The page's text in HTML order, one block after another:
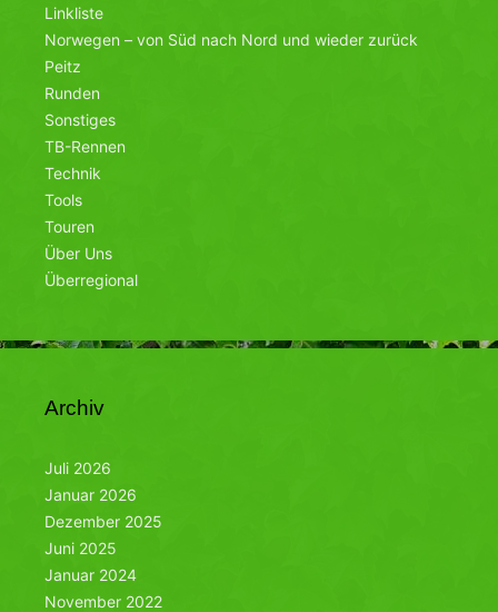
Linkliste
Norwegen – von Süd nach Nord und wieder zurück
Peitz
Runden
Sonstiges
TB-Rennen
Technik
Tools
Touren
Über Uns
Überregional
Archiv
Juli 2026
Januar 2026
Dezember 2025
Juni 2025
Januar 2024
November 2022